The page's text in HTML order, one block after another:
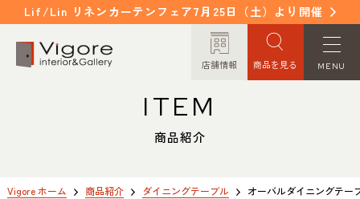
Lif/Lin リネンカーテンフェア7月25日（土）より開催
店舗情報 商品を見る MENU
イベント/ニュース
WORKS
よくあるご質問
ITEM
商品紹介
Vigore ホーム 商品紹介 ダイニングテーブル オーバルダイニングテ